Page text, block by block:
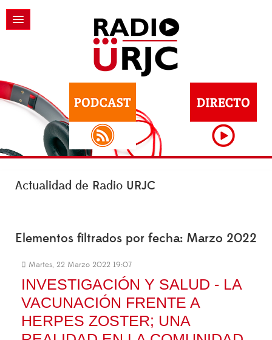
Actualidad de Radio URJC
Elementos filtrados por fecha: Marzo 2022
Martes, 22 Marzo 2022 19:07
INVESTIGACIÓN Y SALUD - LA
VACUNACIÓN FRENTE A
HERPES ZOSTER; UNA